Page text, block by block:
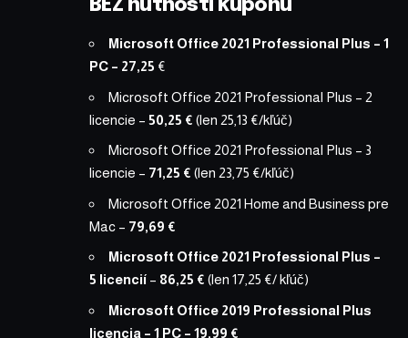
BEZ nutnosti kupónu
Microsoft Office 2021 Professional Plus – 1
PC – 27,25 €
Microsoft Office 2021 Professional Plus – 2
licencie – 50,25 € (len 25,13 €/kľúč)
Microsoft Office 2021 Professional Plus – 3
licencie – 71,25 € (len 23,75 €/kľúč)
Microsoft Office 2021 Home and Business pre
Mac – 79,69 €
Microsoft Office 2021 Professional Plus –
5 licencií – 86,25 € (len 17,25 €/ kľúč)
Microsoft Office 2019 Professional Plus
licencia – 1 PC – 19,99 €